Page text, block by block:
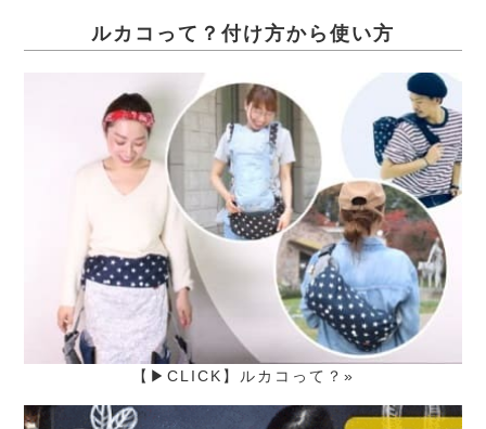
ルカコって？付け方から使い方
【▶CLICK】ルカコって？»